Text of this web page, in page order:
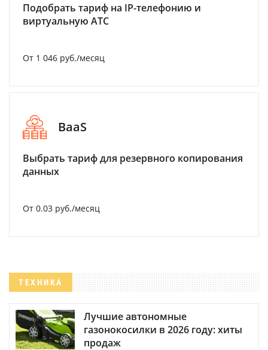
Подобрать тариф на IP-телефонию и
виртуальную АТС
От 1 046 руб./месяц
BaaS
Выбрать тариф для резервного копирования
данных
От 0.03 руб./месяц
ТЕХНИКА
Лучшие автономные
газонокосилки в 2026 году: хиты
продаж